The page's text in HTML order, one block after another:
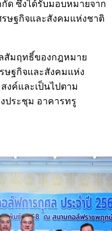
ด ซึ่งได้รับมอบหมายจาก
ษฐกิจและสังคมแห่งชาติ
สัมฤทธิ์ของกฎหมาย
ษฐกิจและสังคมแห่ง
งค์และเป็นไปตาม
ประชุม อาคารทรู